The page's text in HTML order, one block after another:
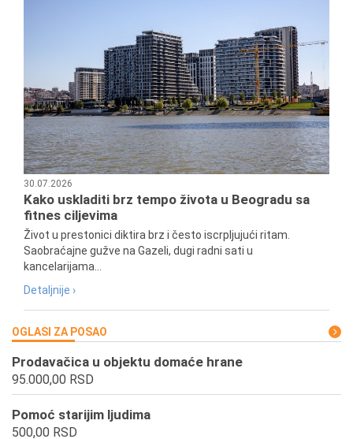
30.07.2026
Kako uskladiti brz tempo života u Beogradu sa
fitnes ciljevima
Život u prestonici diktira brz i često iscrpljujući ritam.
Saobraćajne gužve na Gazeli, dugi radni sati u
kancelarijama...
Detaljnije ›
OGLASI ZA POSAO
Prodavačica u objektu domaće hrane
95.000,00 RSD
Pomoć starijim ljudima
500,00 RSD